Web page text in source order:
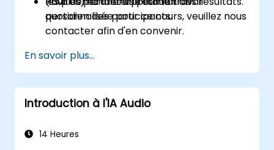
quotidien des participants.
personnalisée pour ce cours, veuillez nous
contacter afin d'en convenir.
En savoir plus...
Introduction à l'IA Audio
14 Heures